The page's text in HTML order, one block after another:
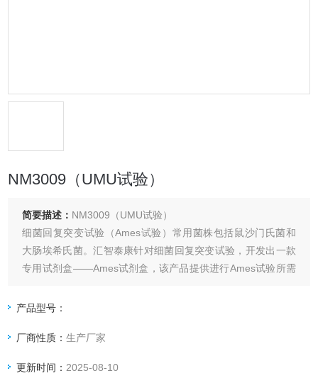
NM3009（UMU试验）
简要描述： NM3009（UMU试验）
细菌回复突变试验（Ames试验）常用菌株包括鼠沙门氏菌和
大肠埃希氏菌。汇智泰康针对细菌回复突变试验，开发出一款
专用试剂盒——Ames试剂盒，该产品提供进行Ames试验所需
WP2uvrApKM101，且所有试剂均经过严格的质量检测，菌株
准，并以甘油菌的形
产品型号：
厂商性质：生产厂家
更新时间： 2025-08-10